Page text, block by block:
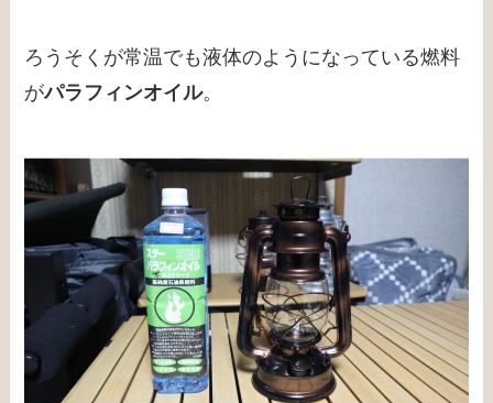
ろうそくが常温でも液体のようになっている燃料
がパラフィンオイル。